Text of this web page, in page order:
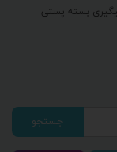
بسته پستی
جستجو